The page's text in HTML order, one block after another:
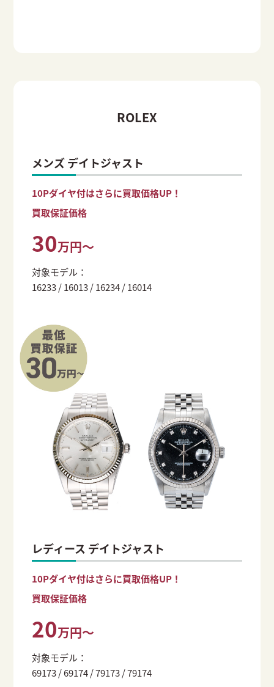
ROLEX
メンズ デイトジャスト
10Pダイヤ付はさらに買取価格UP！
買取保証価格
30万円～
対象モデル：
16233 / 16013 / 16234 / 16014
レディース デイトジャスト
10Pダイヤ付はさらに買取価格UP！
買取保証価格
20万円～
対象モデル：
69173 / 69174 / 79173 / 79174